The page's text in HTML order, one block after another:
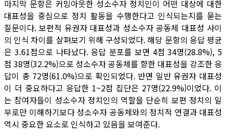
마지막 문항은 커밍아웃한 성소수자 정치인이 어떤 대상에 대한
대표성을 중심으로 정치 활동을 수행한다고 인식되는지를 묻는
질문이다. 보편적 유권자 대표성과 성소수자 공동체 대표성 사이
의 인식 차이를 살펴보기 위해 구성되었다. 해당 문항의 응답 평균
은 3.61점으로 나타났다. 응답 분포를 보면 4점 34명(28.8%), 5
점 38명(32.2%)으로 성소수자 공동체를 향한 대표성을 강조한 응
답이 총 72명(61.0%)으로 확인되었다. 반면 일반 유권자 대표성
이 더 중요하다고 응답한 1~2점 집단은 27명(22.9%)이었다. 이
는 참여자들이 성소수자 정치인의 역할을 단순히 보편 정치의 일
부로만 이해하기보다 성소수자 공동체와의 정치적 연결과 대표성
역시 중요한 요소로 인식하고 있음을 보여준다.